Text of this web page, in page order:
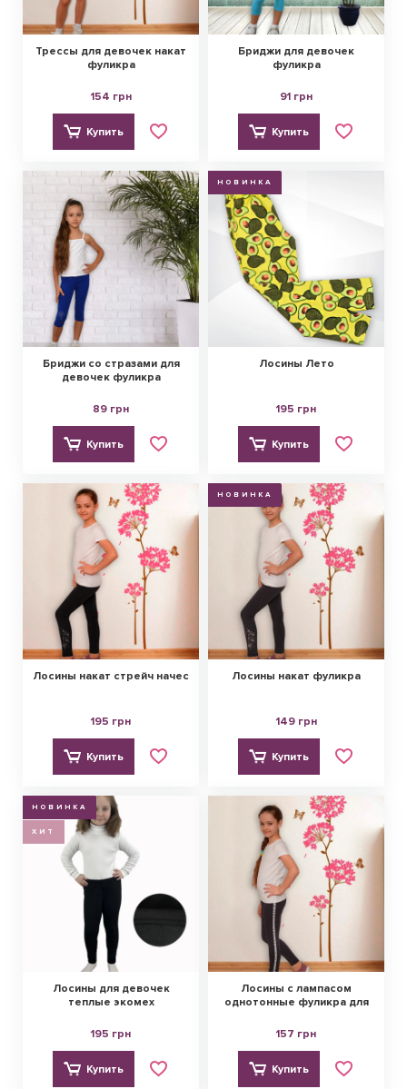
Трессы для девочек накат
фуликра
154 грн
Купить
Бриджи для девочек
фуликра
91 грн
Купить
Бриджи со стразами для
девочек фуликра
89 грн
Купить
НОВИНКА
Лосины Лето
195 грн
Купить
Лосины накат стрейч начес
195 грн
Купить
НОВИНКА
Лосины накат фуликра
149 грн
Купить
НОВИНКА
ХИТ
Лосины для девочек
теплые экомех
195 грн
Купить
Лосины с лампасом
однотонные фуликра для
157 грн
Купить